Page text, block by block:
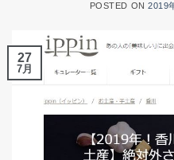
POSTED ON2019
27
7月